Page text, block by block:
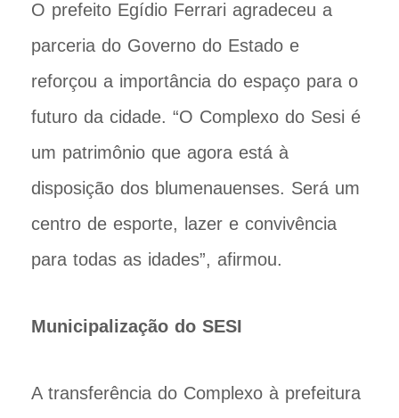
O prefeito Egídio Ferrari agradeceu a
parceria do Governo do Estado e
reforçou a importância do espaço para o
futuro da cidade. “O Complexo do Sesi é
um patrimônio que agora está à
disposição dos blumenauenses. Será um
centro de esporte, lazer e convivência
para todas as idades”, afirmou.
Municipalização do SESI
A transferência do Complexo à prefeitura